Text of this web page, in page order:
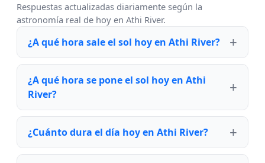
Respuestas actualizadas diariamente según la
astronomía real de hoy en Athi River.
¿A qué hora sale el sol hoy en Athi River?
¿A qué hora se pone el sol hoy en Athi
River?
¿Cuánto dura el día hoy en Athi River?